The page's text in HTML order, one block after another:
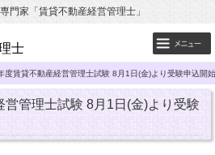
門家「賃貸不動産経営管理士」
士
度賃貸不動産経営管理士試験 8月1日(金)より受験申込開始
管理士試験 8月1日(金)より受験